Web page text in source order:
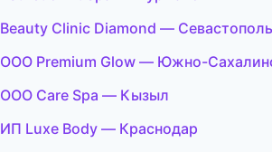
Beauty Clinic Diamond — Севастополь
ООО Premium Glow — Южно-
ООО Care Spa — Кызыл
ИП Luxe Body — Краснодар